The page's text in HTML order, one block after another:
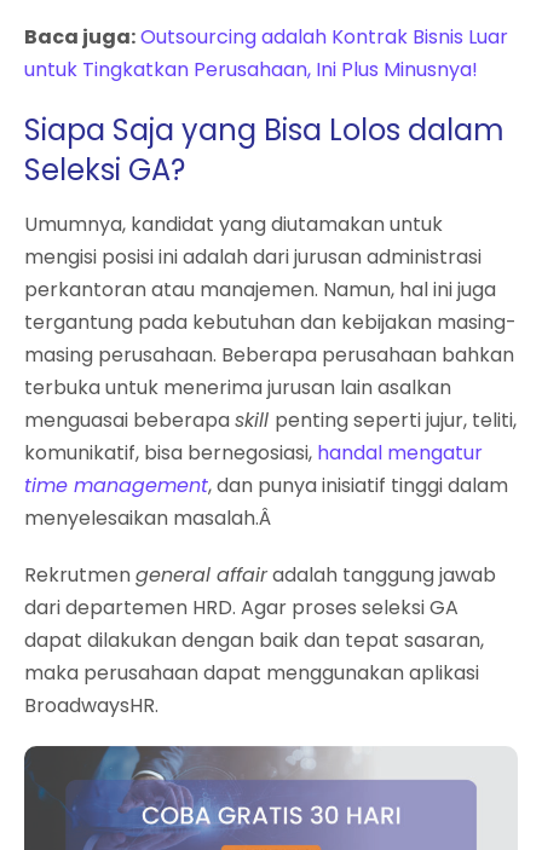
Baca juga:Outsourcing adalah Kontrak Bisnis Luar
untuk Tingkatkan Perusahaan, Ini Plus Minusnya!
Siapa Saja yang Bisa Lolos dalam
Seleksi GA?
Umumnya, kandidat yang diutamakan untuk
mengisi posisi ini adalah dari jurusan administrasi
perkantoran atau manajemen. Namun, hal ini juga
tergantung pada kebutuhan dan kebijakan masing-
masing perusahaan. Beberapa perusahaan bahkan
terbuka untuk menerima jurusan lain asalkan
menguasai beberapaskill penting seperti jujur, teliti,
komunikatif, bisa bernegosiasi, handal mengatur
time management, dan punya inisiatif tinggi dalam
menyelesaikan masalah.Â
Rekrutmengeneral affairadalah tanggung jawab
dari departemen HRD. Agar proses seleksi GA
dapat dilakukan dengan baik dan tepat sasaran,
maka perusahaan dapat menggunakan aplikasi
BroadwaysHR.